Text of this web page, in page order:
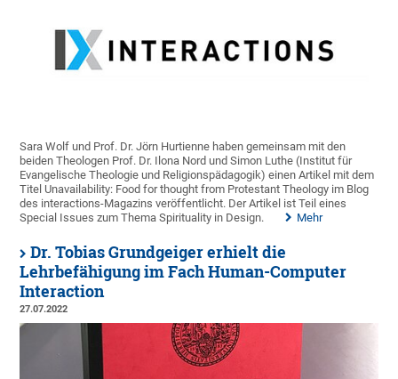
Sara Wolf und Prof. Dr. Jörn Hurtienne haben gemeinsam mit den
beiden Theologen Prof. Dr. Ilona Nord und Simon Luthe (Institut für
Evangelische Theologie und Religionspädagogik) einen Artikel mit dem
Titel Unavailability: Food for thought from Protestant Theology im Blog
des interactions-Magazins veröffentlicht. Der Artikel ist Teil eines
Special Issues zum Thema Spirituality in Design.
Mehr
Dr. Tobias Grundgeiger erhielt die
Lehrbefähigung im Fach Human-Computer
Interaction
27.07.2022